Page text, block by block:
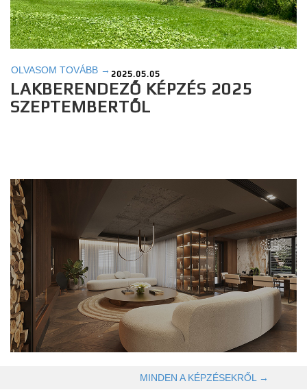
OLVASOM TOVÁBB → 2025.05.05
LAKBERENDEZŐ KÉPZÉS 2025
SZEPTEMBERTŐL
MINDEN A KÉPZÉSEKRŐL →